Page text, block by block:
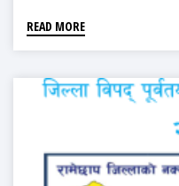
READ MORE